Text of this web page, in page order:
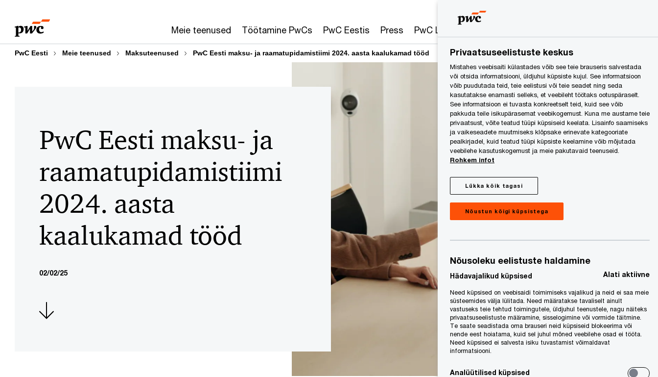
content
footer
Meie teenused Töötamine PwCs PwC Eestis Press PwC Legal Services
PwC Eesti Meie teenused Maksuteenused PwC Eesti maksu- ja raamatupidamistiimi 2024. aasta kaalukamad tööd
PwC Eesti maksu- ja
raamatupidamistiimi
2024. aasta
kaalukamad tööd
02/02/25
Privaatsuseelistuste keskus
Mistahes veebisaiti külastades võib see teie brauseris salvestada
või otsida informatsiooni, üldjuhul küpsiste kujul. See informatsioon
võib puudutada teid, teie eelistusi või teie seadet ning seda
kasutatakse enamasti selleks, et veebileht töötaks ootuspäraselt.
See informatsioon ei tuvasta konkreetselt teid, kuid see võib
pakkuda teile isikupärasemat veebikogemust. Kuna me austame teie
privaatsust, võite teatud tüüpi küpsiseid keelata. Lisainfo saamiseks
ja vaikeseadete muutmiseks klõpsake erinevate kategooriate
pealkirjadel, kuid teatud tüüpi küpsiste keelamine võib mõjutada
veebilehe kasutuskogemust ja meie pakutavaid teenuseid.
Rohkem infot
Lükka kõik tagasi
Nõustun kõigi küpsistega
Nõusoleku eelistuste haldamine
Hädavajalikud küpsised Alati aktiivne
Need küpsised on veebisaidi toimimiseks vajalikud ja neid ei saa meie
süsteemides välja lülitada. Need määratakse tavaliselt ainult
vastuseks teie tehtud toimingutele, üldjuhul teenustele, nagu näiteks
privaatsuseelistuste määramine, sisselogimine või vormide täitmine.
Te saate seadistada oma brauseri neid küpsiseid blokeerima või
nende eest hoiatama, kuid sel juhul mõned veebilehe osad ei tööta.
Need küpsised ei salvesta isiku tuvastamist võimaldavat
informatsiooni.
Analüütilised küpsised